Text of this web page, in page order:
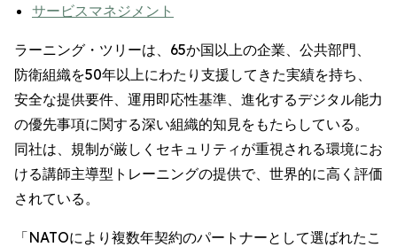
サービスマネジメント
ラーニング・ツリーは、65か国以上の企業、公共部門、
防衛組織を50年以上にわたり支援してきた実績を持ち、
安全な提供要件、運用即応性基準、進化するデジタル能力
の優先事項に関する深い組織的知見をもたらしている。
同社は、規制が厳しくセキュリティが重視される環境にお
ける講師主導型トレーニングの提供で、世界的に高く評価
されている。
「NATOにより複数年契約のパートナーとして選ばれたこ